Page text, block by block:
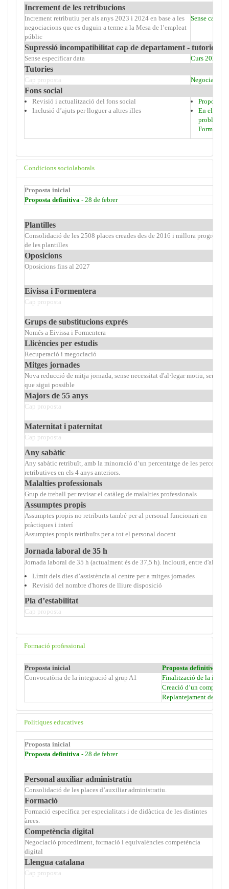
Increment de les retribucions
Increment retributiu per als anys 2023 i 2024 en base a les
negociacions que es duguin a terme a la Mesa de l’empleat
públic
Sense canvis
Supressió incompatibilitat cap de departament - tutories
Sense especificar data Curs 2023-24
Tutories
Cap proposta Negociar, a
Fons social
Revisió i actualització del fons social
Inclusió d’ajuts per lloguer a altres illes
Proposta
En el
problemes
Condicions sociolaborals
Proposta inicial
Proposta definitiva - 28 de febrer
Plantilles
Consolidació de les 2508 places creades des de 2016 i millora progressiva
de les plantilles
Oposicions
Oposicions fins al 2027
Eivissa i Formentera
Cap proposta
Grups de substitucions exprés
Només a Eivissa i Formentera
Llicències per estudis
Recuperació i megociació
Mitges jornades
Nova reducció de mitja jornada, sense necessitat d'al·legar motiu, sempre
que sigui possible
Majors de 55 anys
Cap proposta
Maternitat i paternitat
Cap proposta
Any sabàtic
Any sabàtic retribuït, amb la minoració d’un percentatge de les
retributives en els 4 anys anteriors.
Malalties professionals
Grup de treball per revisar el catàleg de malalties professionals
Assumptes propis
Assumptes propis no retribuïts també per al personal funcionari en
pràctiques i interí
Assumptes propis retribuïts per a tot el personal docent
Jornada laboral de 35 h
Jornada laboral de 35 h (actualment és de 37,5 h). Inclourà, entre d'altres:
Límit dels dies d’assistència al centre per a mitges jornades
Revisió del nombre d'hores de lliure disposició
Pla d’estabilitat
Cap proposta
Formació professional
Proposta inicial Proposta definitiva
Convocatòria de la integració al grup A1
Finalització de la
Creació d’un
Replantejament de la
Polítiques educatives
Proposta inicial
Proposta definitiva - 28 de febrer
Personal auxiliar administratiu
Consolidació de les places d’auxiliar administratiu.
Formació
Formació específica per especialitats i de didàctica de les distintes
àrees.
Competència digital
Negociació procediment, formació i equivalències competència
digital
Llengua catalana
Cap proposta